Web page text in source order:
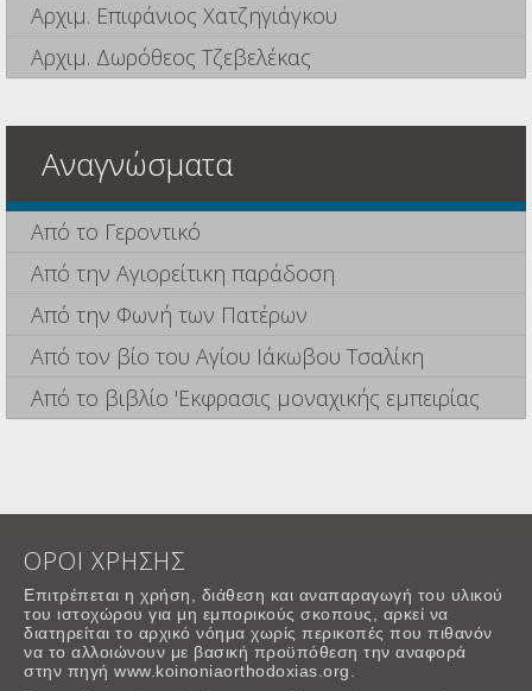
Αρχιμ. Επιφάνιος Χατζηγιάγκου
Αρχιμ. Δωρόθεος Τζεβελέκας
Αναγνώσματα
Από το Γεροντικό
Από την Αγιορείτικη παράδοση
Από την Φωνή των Πατέρων
Από τον βίο του Αγίου Ιάκωβου Τσαλίκη
Από το βιβλίο 'Εκφρασις μοναχικής εμπειρίας
ΟΡΟΙ ΧΡΗΣΗΣ
Επιτρέπεται η χρήση, διάθεση και αναπαραγωγή του υλικού
του ιστοχώρου για μη εμπορικούς σκοπους, αρκεί να
διατηρείται το αρχικό νόημα χωρίς περικοπές που πιθανόν
να το αλλοιώνουν με βασική προϋπόθεση την αναφορά
στην πηγή www.koinoniaorthodoxias.org.